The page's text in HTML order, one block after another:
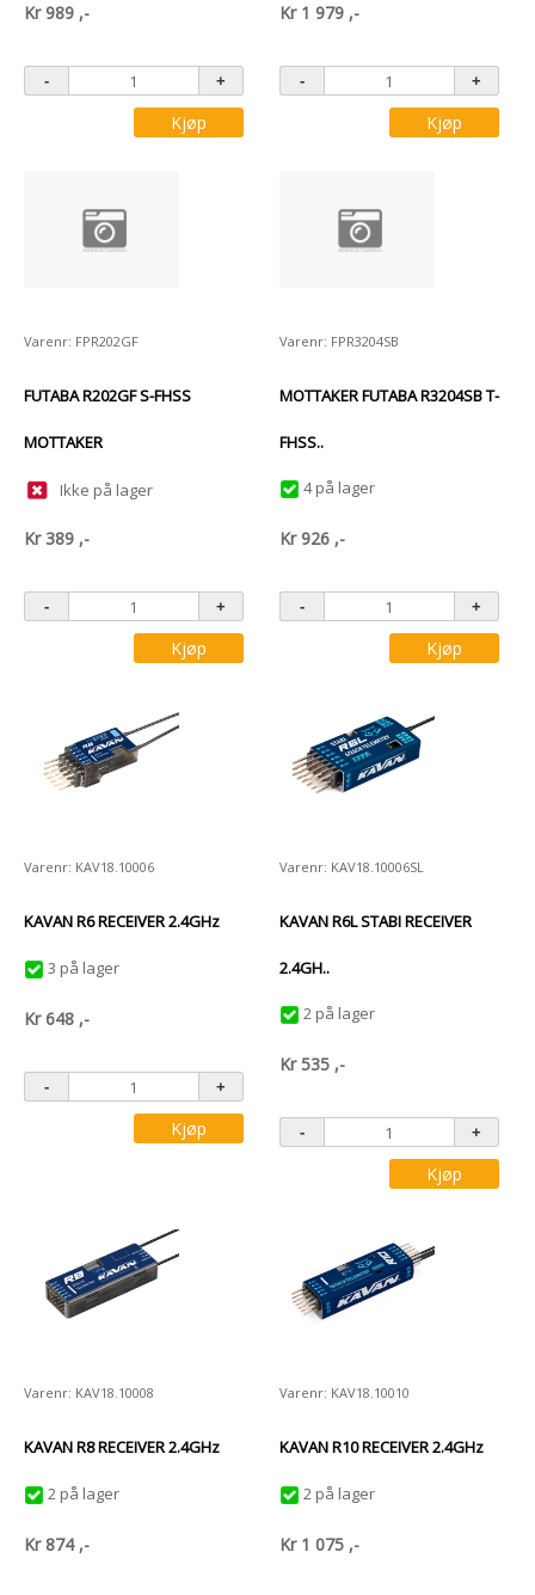
Kr 989 ,-
Kjøp
Kr 1 979 ,-
Kjøp
Varenr: FPR202GF
FUTABA R202GF S-FHSS
MOTTAKER
Ikke på lager
Kr389 ,-
Kjøp
Varenr: FPR3204SB
MOTTAKER FUTABA R3204SB T-
FHSS..
4 på lager
Kr 926 ,-
Kjøp
Varenr: KAV18.10006
KAVAN R6 RECEIVER 2.4GHz
3 på lager
Kr648 ,-
Kjøp
Varenr: KAV18.10006SL
KAVAN R6L STABI RECEIVER
2.4GH..
2 på lager
Kr535 ,-
Kjøp
Varenr: KAV18.10008
KAVAN R8 RECEIVER 2.4GHz
2 på lager
Kr 874 ,-
Varenr: KAV18.10010
KAVAN R10 RECEIVER 2.4GHz
2 på lager
Kr 1 075 ,-